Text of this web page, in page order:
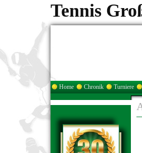
Tennis
Home Chronik Turniere